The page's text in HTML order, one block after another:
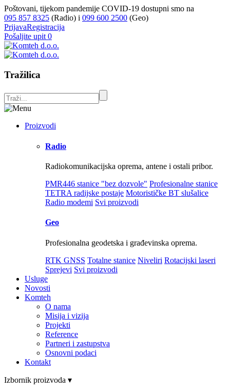
Poštovani, tijekom pandemije COVID-19 dostupni smo na
095 857 8325 (Radio) i 099 600 2500 (Geo)
PrijavaRegistracija
Pošaljite upit 0
Tražilica
Proizvodi
Radio
Radiokomunikacijska oprema, antene i ostali pribor.
PMR446 stanice "bez dozvole" Profesionalne stanice
TETRA radijske postaje Motorističke BT slušalice
Radio modemi Svi proizvodi
Geo
Profesionalna geodetska i građevinska oprema.
RTK GNSS Totalne stanice Niveliri Rotacijski laseri
Sprejevi Svi proizvodi
Usluge
Novosti
Komteh
O nama
Misija i vizija
Projekti
Reference
Partneri i zastupstva
Osnovni podaci
Kontakt
Izbornik proizvoda ▾